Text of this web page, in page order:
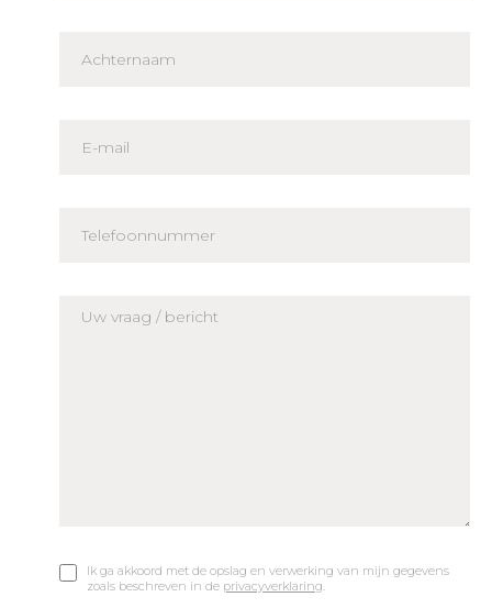
Ik ga akkoord met de opslag en verwerking van mijn gegevens
zoals beschreven in de privacyverklaring